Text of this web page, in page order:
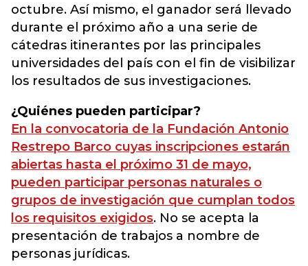
octubre. Así mismo, el ganador será llevado
durante el próximo año a una serie de
cátedras itinerantes por las principales
universidades del país con el fin de visibilizar
los resultados de sus investigaciones.
¿Quiénes pueden participar?
En la convocatoria de la Fundación Antonio
Restrepo Barco cuyas inscripciones estarán
abiertas hasta el próximo 31 de mayo,
pueden participar personas naturales o
grupos de investigación que cumplan todos
los requisitos exigidos. No se acepta la
presentación de trabajos a nombre de
personas jurídicas.